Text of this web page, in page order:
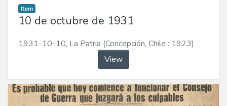
Item
10 de octubre de 1931
1931-10-10, La Patria (Concepción, Chile : 1923)
View